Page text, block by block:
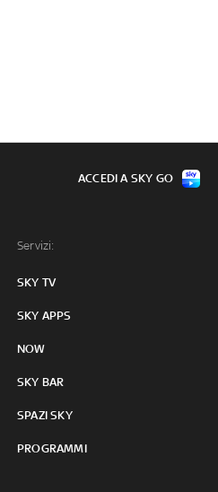
Servizi:
SKY TV
SKY APPS
NOW
SKY BAR
SPAZI SKY
PROGRAMMI
ACCEDI A SKY GO